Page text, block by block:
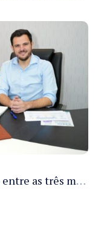
Manaus alcança o melhor Ideb entre as três maiores redes municipais do país em 2025 com avanço na aprendizagem